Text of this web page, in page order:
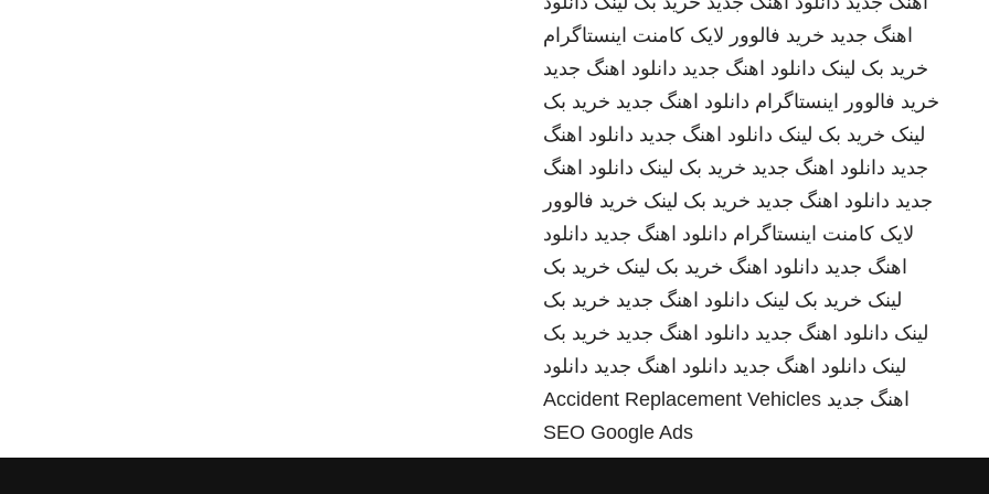
اهنگ جدید خرید فالوور لایک کامنت اینستاگرام
خرید بک لینک دانلود اهنگ جدید دانلود اهنگ جدید
خرید فالوور اینستاگرام دانلود اهنگ جدید خرید بک
لینک خرید بک لینک دانلود اهنگ جدید دانلود اهنگ
جدید دانلود اهنگ جدید خرید بک لینک دانلود اهنگ
جدید دانلود اهنگ جدید خرید بک لینک خرید فالوور
لایک کامنت اینستاگرام دانلود اهنگ جدید دانلود
اهنگ جدید دانلود اهنگ خرید بک لینک خرید بک
لینک خرید بک لینک دانلود اهنگ جدید خرید بک
لینک دانلود اهنگ جدید دانلود اهنگ جدید خرید بک
لینک دانلود اهنگ جدید دانلود اهنگ جدید دانلود
اهنگ جدید Accident Replacement Vehicles
SEO Google Ads